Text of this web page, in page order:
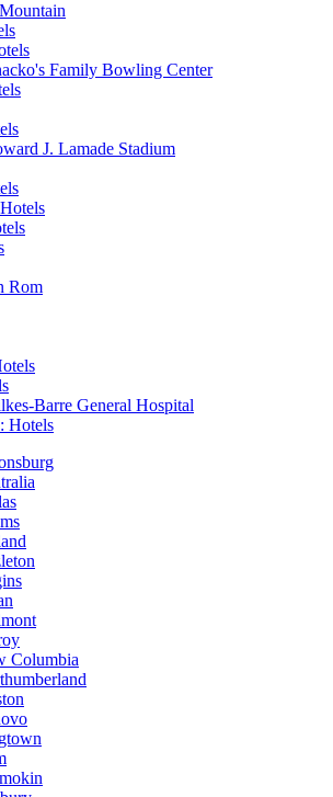
Family Bowling Center
J. Lamade Stadium
Rom
Barre General Hospital
Hotels
Columbia